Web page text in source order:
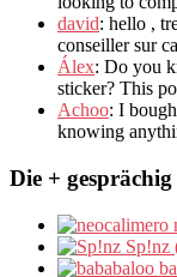
david: hello ,
conseiller sur
Álex: Do you
sticker? This
Achoo: I
knowing
Die + gesprächig
Sp!nz